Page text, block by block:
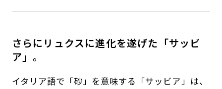
さらにリュクスに進化を遂げた「サッビ
ア」。
イタリア語で「砂」を意味する「サッビア」は、